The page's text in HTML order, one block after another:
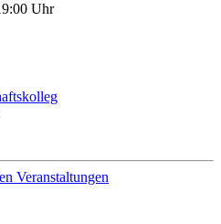
Uhr
Veranstaltungen